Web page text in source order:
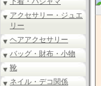
アクセサリー・ジュエ
リー
ヘアアクセサリー
バッグ・財布・小物
靴
ネイル・デコ関係